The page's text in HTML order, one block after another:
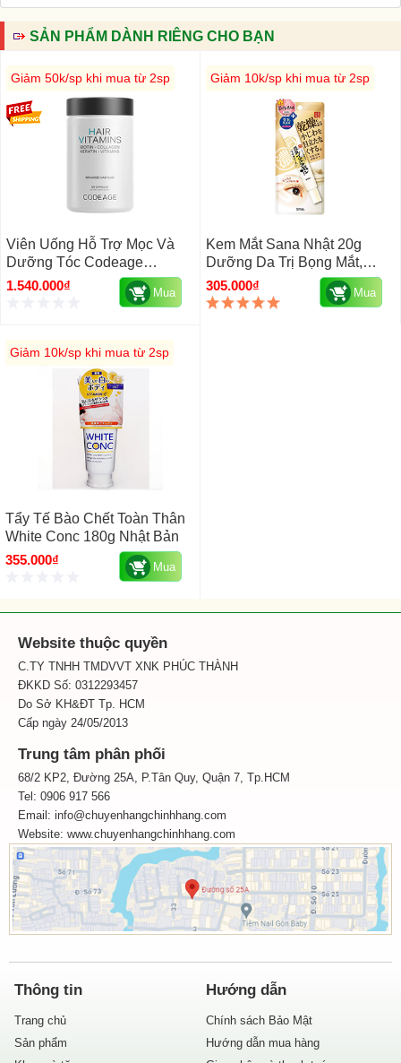
SẢN PHẨM DÀNH RIÊNG CHO BẠN
Giảm 50k/sp khi mua từ 2sp
Viên Uống Hỗ Trợ Mọc Và
Dưỡng Tóc Codeage
Vitamins Hair Của Mỹ Hộp
1.540.000₫ Mua
Giảm 10k/sp khi mua từ 2sp
Kem Mắt Sana Nhật 20g
Dưỡng Da Trị Bọng Mắt,
Thâm Mắt
305.000₫ Mua
Giảm 10k/sp khi mua từ 2sp
Tẩy Tế Bào Chết Toàn Thân
White Conc 180g Nhật Bản
355.000₫
Mua
Website thuộc quyền
C.TY TNHH TMDVVT XNK PHÚC THÀNH
ĐKKD Số: 0312293457
Do Sở KH&ĐT Tp. HCM
Cấp ngày 24/05/2013
Trung tâm phân phối
68/2 KP2, Đường 25A, P.Tân Quy, Quận 7, Tp.HCM
Tel: 0906 917 566
Email: info@chuyenhangchinhhang.com
Website: www.chuyenhangchinhhang.com
Thông tin
Trang chủ
Sản phẩm
Hướng dẫn
Chính sách Bảo Mật
Hướng dẫn mua hàng